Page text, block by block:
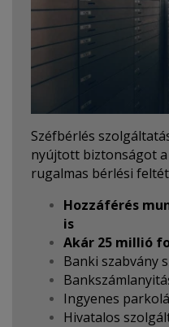
Széfbérlés
nyújtott biztonságot
rugalmas bérlési
Hozzáférés
is
Akár 25 millió
Banki szabvány
Ingyenes
Hivatalos